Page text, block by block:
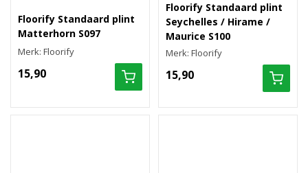
Floorify Standaard plint
Matterhorn S097
Merk: Floorify
15,90
Floorify Standaard plint
Seychelles / Hirame /
Maurice S100
Merk: Floorify
15,90